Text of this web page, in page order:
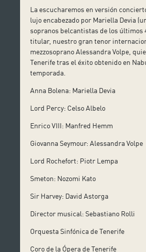
La escucharemos en versión
lujo encabezado por Mariella Devia
sopranos belcantistas de los últimos
titular, nuestro gran tenor
mezzosoprano Alessandra Volpe,
Tenerife tras el éxito obtenido en
temporada.
Anna Bolena: Mariella Devia
Lord Percy: Celso Albelo
Enrico VIII: Manfred Hemm
Giovanna Seymour: Alessandra Volpe
Lord Rochefort: Piotr Lempa
Smeton: Nozomi Kato
Sir Harvey: David Astorga
Director musical: Sebastiano Rolli
Orquesta Sinfónica de Tenerife
Coro de la Ópera de Tenerife